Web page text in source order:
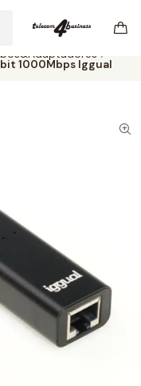
Ler mais
1000Mbps Iggual